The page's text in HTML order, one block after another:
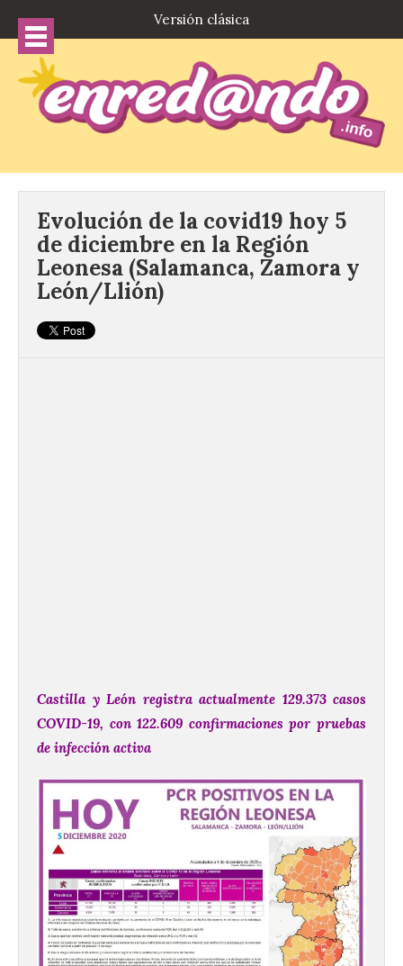
Versión clásica
Evolución de la covid19 hoy 5
de diciembre en la Región
Leonesa (Salamanca, Zamora y
León/Llión)
Castilla y León registra actualmente 129.373 casos
COVID-19, con 122.609 confirmaciones por pruebas
de infección activa